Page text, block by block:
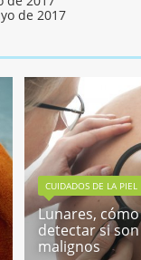
de 2017
CUIDADOS DE LA PIEL
Lunares, cómo
detectar si son
malignos